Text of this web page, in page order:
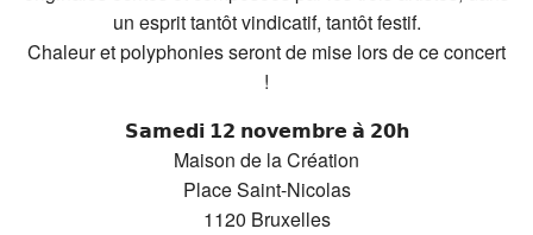
un esprit tantôt vindicatif, tantôt festif.
Chaleur et polyphonies seront de mise lors de ce concert
!
𝗦𝗮𝗺𝗲𝗱𝗶 𝟭𝟮 𝗻𝗼𝘃𝗲𝗺𝗯𝗿𝗲 𝗮̀ 𝟮𝟬𝗵
Maison de la Création
Place Saint-Nicolas
1120 Bruxelles